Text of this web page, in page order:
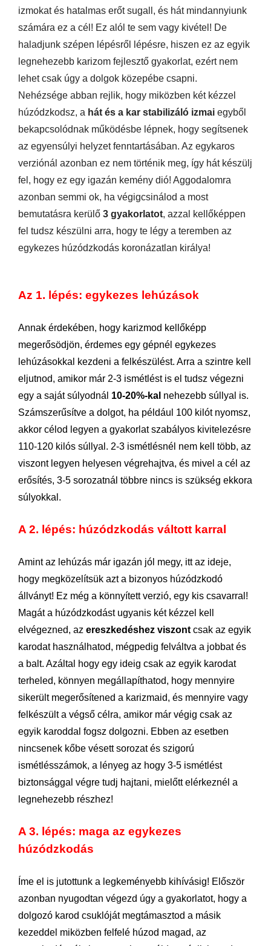
izmokat és hatalmas erőt sugall, és hát mindannyiunk
számára ez a cél! Ez alól te sem vagy kivétel! De
haladjunk szépen lépésről lépésre, hiszen ez az egyik
legnehezebb karizom fejlesztő gyakorlat, ezért nem
lehet csak úgy a dolgok közepébe csapni.
Nehézsége abban rejlik, hogy miközben két kézzel
húzódzkodsz, a hát és a kar stabilizáló izmai egyből
bekapcsolódnak működésbe lépnek, hogy segítsenek
az egyensúlyi helyzet fenntartásában. Az egykaros
verziónál azonban ez nem történik meg, így hát készülj
fel, hogy ez egy igazán kemény dió! Aggodalomra
azonban semmi ok, ha végigcsinálod a most
bemutatásra kerülő 3 gyakorlatot, azzal kellőképpen
fel tudsz készülni arra, hogy te légy a teremben az
egykezes húzódzkodás koronázatlan királya!
Az 1. lépés: egykezes lehúzások
Annak érdekében, hogy karizmod kellőképp
megerősödjön, érdemes egy gépnél egykezes
lehúzásokkal kezdeni a felkészülést. Arra a szintre kell
eljutnod, amikor már 2-3 ismétlést is el tudsz végezni
egy a saját súlyodnál 10-20%-kal nehezebb súllyal is.
Számszerűsítve a dolgot, ha például 100 kilót nyomsz,
akkor célod legyen a gyakorlat szabályos kivitelezésre
110-120 kilós súllyal. 2-3 ismétlésnél nem kell több, az
viszont legyen helyesen végrehajtva, és mivel a cél az
erősítés, 3-5 sorozatnál többre nincs is szükség ekkora
súlyokkal.
A 2. lépés: húzódzkodás váltott karral
Amint az lehúzás már igazán jól megy, itt az ideje,
hogy megközelítsük azt a bizonyos húzódzkodó
állványt! Ez még a könnyített verzió, egy kis csavarral!
Magát a húzódzkodást ugyanis két kézzel kell
elvégezned, az ereszkedéshez viszont csak az egyik
karodat használhatod, mégpedig felváltva a jobbat és
a balt. Azáltal hogy egy ideig csak az egyik karodat
terheled, könnyen megállapíthatod, hogy mennyire
sikerült megerősítened a karizmaid, és mennyire vagy
felkészült a végső célra, amikor már végig csak az
egyik karoddal fogsz dolgozni. Ebben az esetben
nincsenek kőbe vésett sorozat és szigorú
ismétlésszámok, a lényeg az hogy 3-5 ismétlést
biztonsággal végre tudj hajtani, mielőtt elérkeznél a
legnehezebb részhez!
A 3. lépés: maga az egykezes
húzódzkodás
Íme el is jutottunk a legkeményebb kihívásig! Először
azonban nyugodtan végezd úgy a gyakorlatot, hogy a
dolgozó karod csuklóját megtámasztod a másik
kezeddel miközben felfelé húzod magad, az